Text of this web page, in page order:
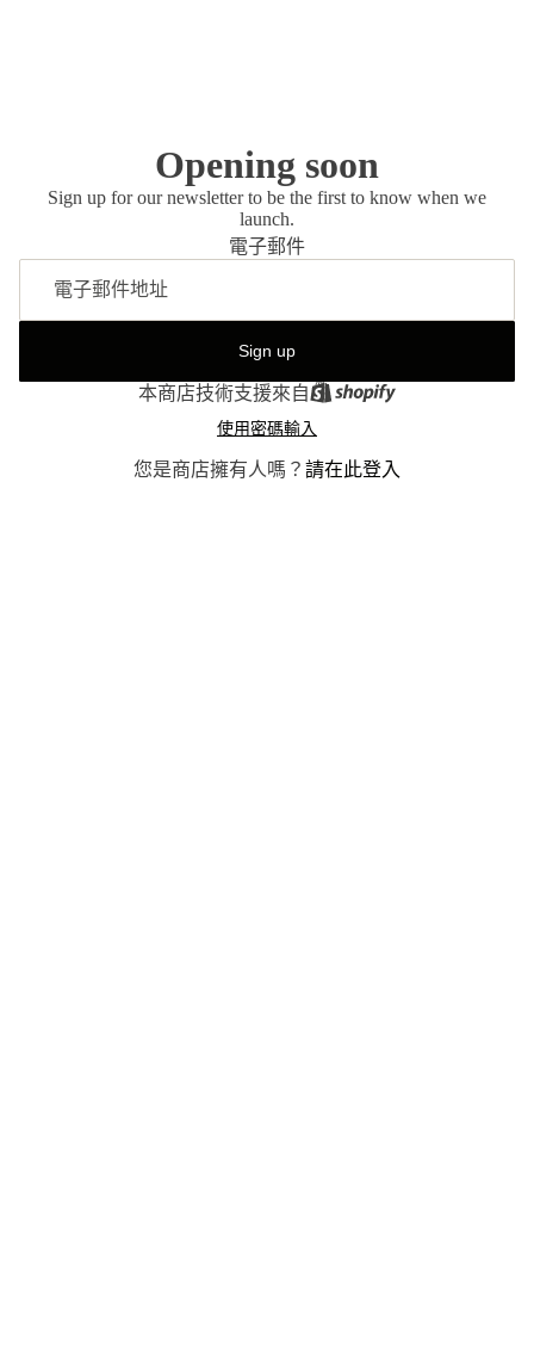
Opening soon
Sign up for our newsletter to be the first to know when we
launch.
電子郵件
Sign up
本商店技術支援來自
使用密碼輸入
您是商店擁有人嗎？ 請在此登入